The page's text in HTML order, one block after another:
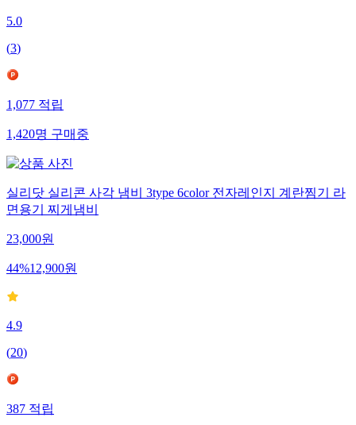
5.0
(3)
1,077적립
1,420명구매중
실리닷 실리콘 사각 냄비 3type 6color 전자레인지 계란찜기 라
면용기 찌게냄비
23,000원
44%12,900원
4.9
(20)
387적립